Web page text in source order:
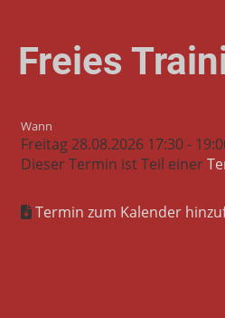
Freies
Wann
Freitag 28.08.2026 17:30 -
Dieser Termin ist Teil einer
Termin zum Kalender